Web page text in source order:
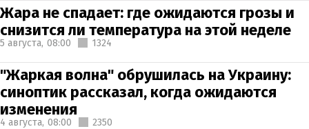
Жара не спадает: где ожидаются грозы и
снизится ли температура на этой неделе
5 августа, 08:00 1324
"Жаркая волна" обрушилась на Украину:
синоптик рассказал, когда ожидаются
изменения
4 августа, 08:00 2350